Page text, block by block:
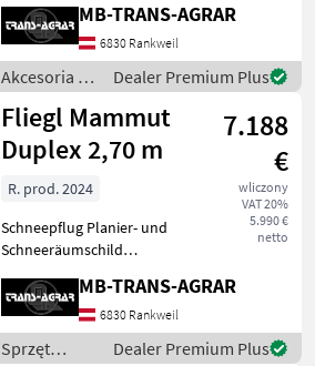
Schneeräumen ist ein
wichtiger Job für
landwirtschaftliche
Schlepper während der
Wintersaison. Das Fliegl A
MB-TRANS-AGRAR
6830 Rankweil
Akcesoria do
ciągników /
Fliegl
Dealer Premium Plus
Fliegl Mammut
Duplex 2,70 m
7.188
€
wliczony
VAT 20%
5.990 €
netto
R. prod. 2024
Schneepflug Planier- und
Schneeräumschild
Schneeräumen ist ein
wichtiger Job für
landwirtschaftliche
Schlepper während der
MB-TRANS-AGRAR
6830 Rankweil
Sprzęt
Dealer Premium Plus